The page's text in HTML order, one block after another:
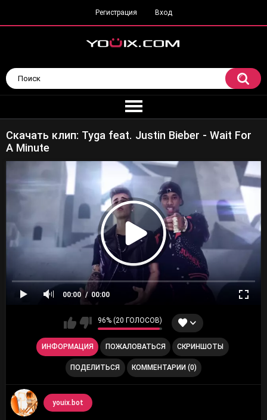
Регистрация Вход
Скачать клип: Tyga feat. Justin Bieber - Wait For
A Minute
00:00 00:00
96% (20 ГОЛОСОВ)
ИНФОРМАЦИЯ ПОЖАЛОВАТЬСЯ СКРИНШОТЫ
ПОДЕЛИТЬСЯ КОММЕНТАРИИ (0)
youix.bot